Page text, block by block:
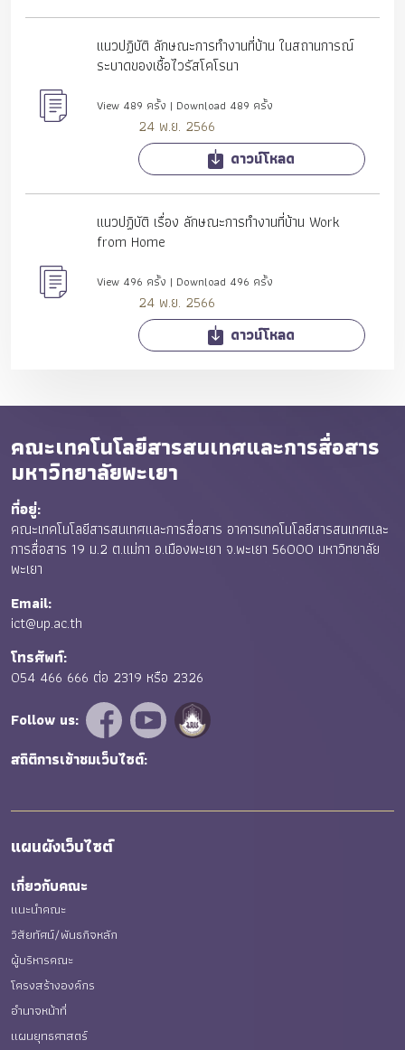
แนวปฏิบัติ ลักษณะการทำงานที่บ้าน ในสถานการณ์
ระบาดของเชื้อไวรัสโคโรนา
View 489 ครั้ง | Download 489 ครั้ง
24 พ.ย. 2566
ดาวน์โหลด
แนวปฏิบัติ เรื่อง ลักษณะการทำงานที่บ้าน Work
from Home
View 496 ครั้ง | Download 496 ครั้ง
24 พ.ย. 2566
ดาวน์โหลด
คณะเทคโนโลยีสารสนเทศและการสื่อสาร
มหาวิทยาลัยพะเยา
ที่อยู่:
คณะเทคโนโลยีสารสนเทศและการสื่อสาร อาคารเทคโนโลยีสารสนเทศและ
การสื่อสาร 19 ม.2 ต.แม่กา อ.เมืองพะเยา จ.พะเยา 56000 มหาวิทยาลัย
พะเยา
Email:
ict@up.ac.th
โทรศัพท์:
054 466 666 ต่อ 2319 หรือ 2326
Follow us:
สถิติการเข้าชมเว็บไซต์:
แผนผังเว็บไซต์
เกี่ยวกับคณะ
แนะนำคณะ
วิสัยทัศน์/พันธกิจหลัก
ผู้บริหารคณะ
โครงสร้างองค์กร
อำนาจหน้าที่
แผนยุทธศาสตร์